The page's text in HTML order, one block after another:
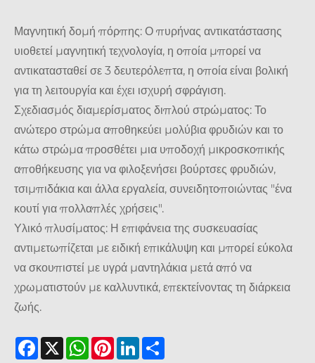
Μαγνητική δομή πόρπης: Ο πυρήνας αντικατάστασης
υιοθετεί μαγνητική τεχνολογία, η οποία μπορεί να
αντικατασταθεί σε 3 δευτερόλεπτα, η οποία είναι βολική
για τη λειτουργία και έχει ισχυρή σφράγιση.
Σχεδιασμός διαμερίσματος διπλού στρώματος: Το
ανώτερο στρώμα αποθηκεύει μολύβια φρυδιών και το
κάτω στρώμα προσθέτει μια υποδοχή μικροσκοπικής
αποθήκευσης για να φιλοξενήσει βούρτσες φρυδιών,
τσιμπιδάκια και άλλα εργαλεία, συνειδητοποιώντας "ένα
κουτί για πολλαπλές χρήσεις".
Υλικό πλυσίματος: Η επιφάνεια της συσκευασίας
αντιμετωπίζεται με ειδική επικάλυψη και μπορεί εύκολα
να σκουπιστεί με υγρά μαντηλάκια μετά από να
χρωματιστούν με καλλυντικά, επεκτείνοντας τη διάρκεια
ζωής.
Facebook
X WhatsApp
PinterestLinkedIn